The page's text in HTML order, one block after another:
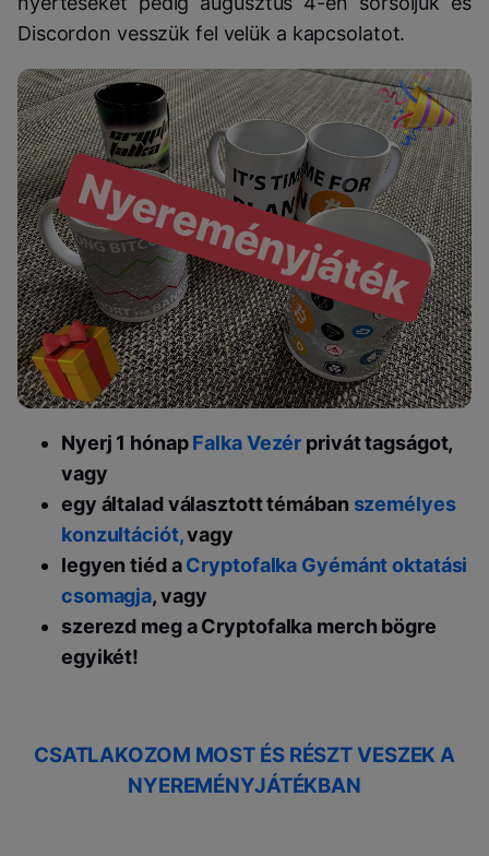
Discordon vesszük fel velük a kapcsolatot.
Nyerj 1 hónapFalka Vezér privát tagságot,
vagy
egy általad választott témában személyes
konzultációt,vagy
legyen tiéd aCryptofalka Gyémánt oktatási
csomagja, vagy
szerezd meg a Cryptofalka merch bögre
egyikét!
CSATLAKOZOM MOST ÉS RÉSZT VESZEK A
NYEREMÉNYJÁTÉKBAN